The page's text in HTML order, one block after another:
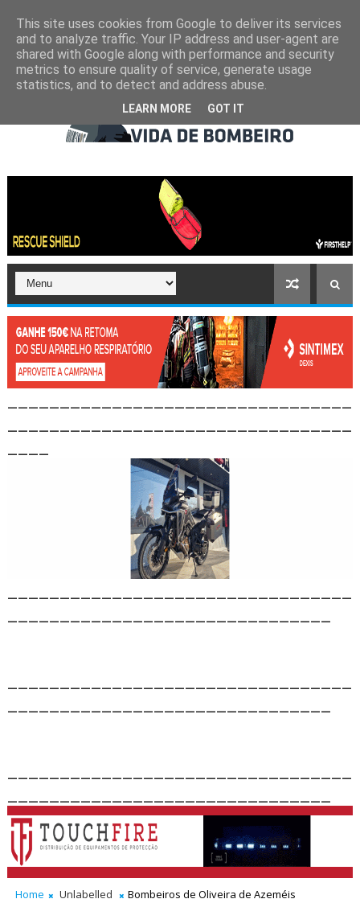
Home Unlabelled
Bombeiros de Oliveira de Azeméis
This site uses cookies from Google to deliver its services
and to analyze traffic. Your IP address and user-agent are
shared with Google along with performance and security
metrics to ensure quality of service, generate usage
statistics, and to detect and address abuse.
LEARN MORE GOT IT